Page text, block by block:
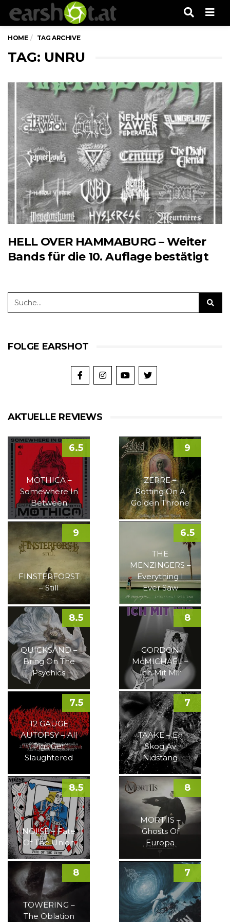
HOME TAG ARCHIVE
TAG: UNRU
HELL OVER HAMMABURG – Weiter
Bands für die 10. Auflage bestätigt
FOLGE EARSHOT
AKTUELLE REVIEWS
MOTHICA –
Somewhere In
Between
6.5
ZERRE –
Rotting On A
Golden Throne
9
FINSTERFORST
– Still
9
THE
MENZINGERS –
Everything I
Ever Saw
6.5
QUICKSAND –
Bring On The
Psychics
8.5
GORDON
McMICHAEL –
Ich Mit Mir
8
12 GAUGE
AUTOPSY – All
Pigs Get
Slaughtered
7.5
TAAKE – En
Skog Av
Nidstang
7
NOI!SE – Fate
Of The Union
8.5
MORTIIS –
Ghosts Of
Europa
8
TOWERING –
The Oblation
8 7